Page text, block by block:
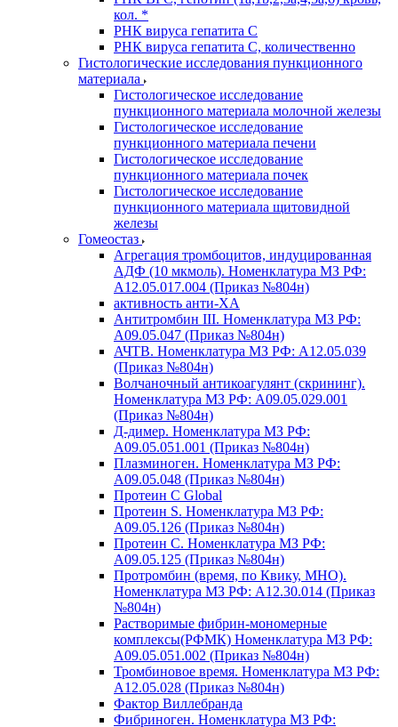
кол. *
РНК вируса гепатита C
РНК вируса гепатита C, количественно
Гистологические исследования пункционного
материала
Гистологическое исследование
пункционного материала молочной железы
Гистологическое исследование
пункционного материала печени
Гистологическое исследование
пункционного материала почек
Гистологическое исследование
пункционного материала щитовидной
железы
Гомеостаз
Агрегация тромбоцитов, индуцированная
АДФ (10 мкмоль). Номенклатура МЗ РФ:
A12.05.017.004 (Приказ №804н)
активность анти-ХА
Антитромбин III. Номенклатура МЗ РФ:
A09.05.047 (Приказ №804н)
АЧТВ. Номенклатура МЗ РФ: A12.05.039
(Приказ №804н)
Волчаночный антикоагулянт (скрининг).
Номенклатура МЗ РФ: A09.05.029.001
(Приказ №804н)
Д-димер. Номенклатура МЗ РФ:
A09.05.051.001 (Приказ №804н)
Плазминоген. Номенклатура МЗ РФ:
A09.05.048 (Приказ №804н)
Протеин C Global
Протеин S. Номенклатура МЗ РФ:
A09.05.126 (Приказ №804н)
Протеин С. Номенклатура МЗ РФ:
A09.05.125 (Приказ №804н)
Протромбин (время, по Квику, МНО).
Номенклатура МЗ РФ: A12.30.014 (Приказ
№804н)
Растворимые фибрин-мономерные
комплексы(РФМК) Номенклатура МЗ РФ:
A09.05.051.002 (Приказ №804н)
Тромбиновое время. Номенклатура МЗ РФ:
A12.05.028 (Приказ №804н)
Фактор Виллебранда
Фибриноген. Номенклатура МЗ РФ: